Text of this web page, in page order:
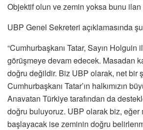
Objektif olun ve zemin yoksa bunu ilan
UBP Genel Sekreteri açıklamasında
“Cumhurbaşkanı Tatar, Sayın Holguin
görüşmeye devam edecek. Masadan
doğru değildir. Biz UBP olarak, net bir
Cumhurbaşkanı Tatar’ın halkımızın
Anavatan Türkiye tarafından da
doğru buluyoruz. UBP olarak biz, eğer
başlayacak ise zeminin doğru